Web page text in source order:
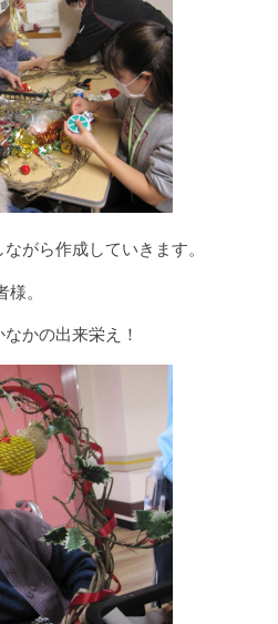
がら作成していきます。
。
かの出来栄え！